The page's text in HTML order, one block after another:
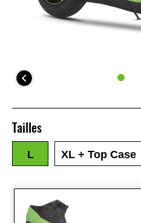
Tailles
L XL + Top Case